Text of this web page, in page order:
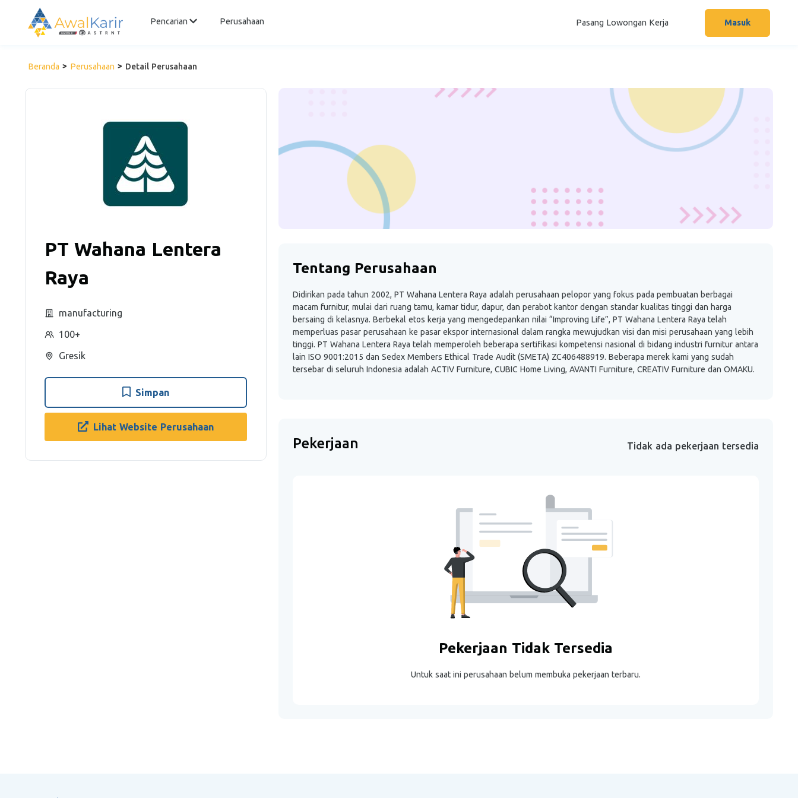
Pencarian Perusahaan Pasang Lowongan Kerja Masuk
Beranda Perusahaan Detail Perusahaan
PT Wahana Lentera
Raya
manufacturing
100+
Gresik
Simpan
Lihat Website Perusahaan
Tentang Perusahaan
Didirikan pada tahun 2002, PT Wahana Lentera Raya adalah perusahaan pelopor yang fokus pada pembuatan berbagai
macam furnitur, mulai dari ruang tamu, kamar tidur, dapur, dan perabot kantor dengan standar kualitas tinggi dan harga
bersaing di kelasnya. Berbekal etos kerja yang mengedepankan nilai “Improving Life”, PT Wahana Lentera Raya telah
memperluas pasar perusahaan ke pasar ekspor internasional dalam rangka mewujudkan visi dan misi perusahaan yang lebih
tinggi. PT Wahana Lentera Raya telah memperoleh beberapa sertifikasi kompetensi nasional di bidang industri furnitur antara
lain ISO 9001:2015 dan Sedex Members Ethical Trade Audit (SMETA) ZC406488919. Beberapa merek kami yang sudah
tersebar di seluruh Indonesia adalah ACTIV Furniture, CUBIC Home Living, AVANTI Furniture, CREATIV Furniture dan OMAKU.
Pekerjaan Tidak ada pekerjaan tersedia
Pekerjaan Tidak Tersedia
Untuk saat ini perusahaan belum membuka pekerjaan terbaru.